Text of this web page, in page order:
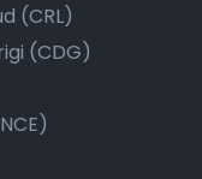
(CRL)
(CDG)